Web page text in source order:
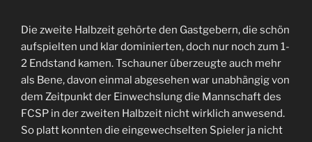
Die zweite Halbzeit gehörte den Gastgebern, die schön
aufspielten und klar dominierten, doch nur noch zum 1-
2 Endstand kamen. Tschauner überzeugte auch mehr
als Bene, davon einmal abgesehen war unabhängig von
dem Zeitpunkt der Einwechslung die Mannschaft des
FCSP in der zweiten Halbzeit nicht wirklich anwesend.
So platt konnten die eingewechselten Spieler ja nicht